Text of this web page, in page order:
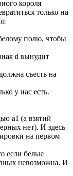
короля
только на
полю, чтобы
d вынудит
съесть на
у нас есть.
а1 (а взятий
нет). И здесь
на первом
если белые
невозможна. И